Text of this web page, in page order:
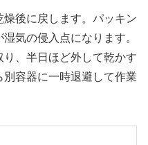
後に戻します。パッキン
気の侵入点になります。
、半日ほど外して乾かす
容器に一時退避して作業